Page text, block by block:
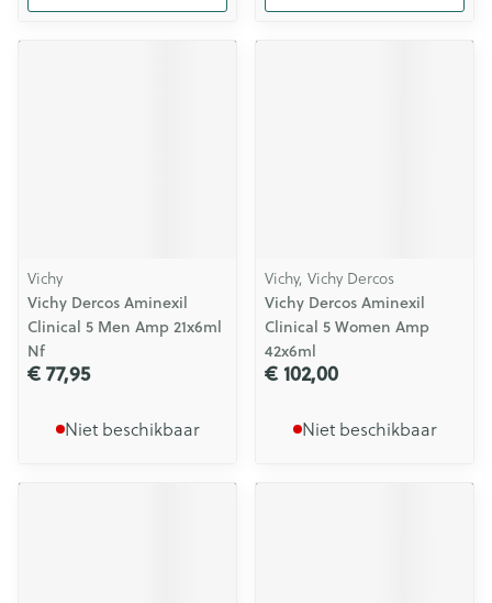
Vichy
Vichy Dercos Aminexil
Clinical 5 Men Amp 21x6ml
Nf
€ 77,95
Niet beschikbaar
Vichy, Vichy Dercos
Vichy Dercos Aminexil
Clinical 5 Women Amp
42x6ml
€ 102,00
Niet beschikbaar